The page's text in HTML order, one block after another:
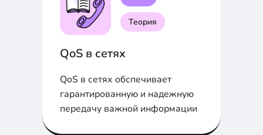
Теория
QoS в сетях
QoS в сетях обспечивает
гарантированную и надежную
передачу важной информации